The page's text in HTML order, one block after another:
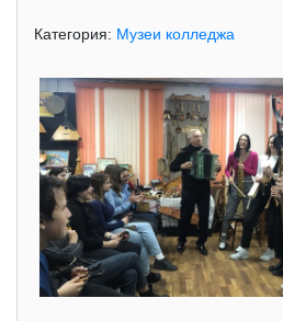
Категория: Музеи колледжа